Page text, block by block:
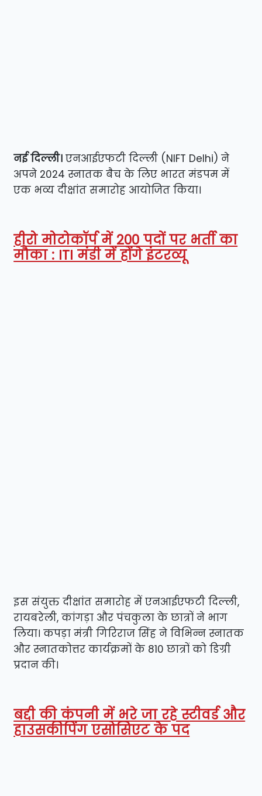
नई दिल्ली। एनआईएफटी दिल्ली (NIFT Delhi) ने
अपने 2024 स्नातक बैच के लिए भारत मंडपम में
एक भव्य दीक्षांत समारोह आयोजित किया।
हीरो मोटोकॉर्प में 200 पदों पर भर्ती का
मौका : ITI मंडी में होंगे इंटरव्यू
इस संयुक्त दीक्षांत समारोह में एनआईएफटी दिल्ली,
रायबरेली, कांगड़ा और पंचकुला के छात्रों ने भाग
लिया। कपड़ा मंत्री गिरिराज सिंह ने विभिन्न स्नातक
और स्नातकोत्तर कार्यक्रमों के 810 छात्रों को डिग्री
प्रदान की।
बद्दी की कंपनी में भरे जा रहे स्टीवर्ड और
हाउसकीपिंग एसोसिएट के पद